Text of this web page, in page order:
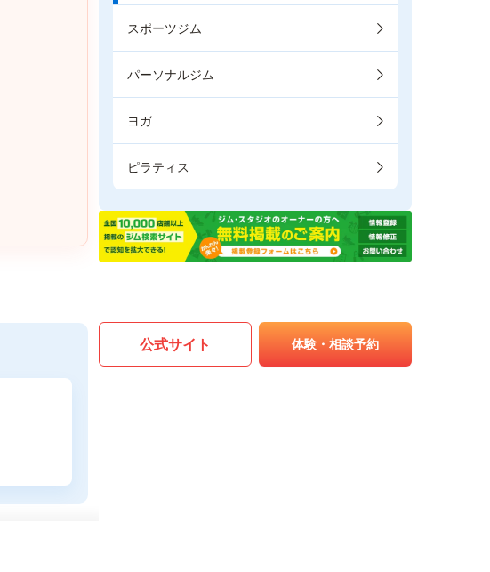
スポーツジム
パーソナルジム
ヨガ
ピラティス
公式サイト 体験・相談予約